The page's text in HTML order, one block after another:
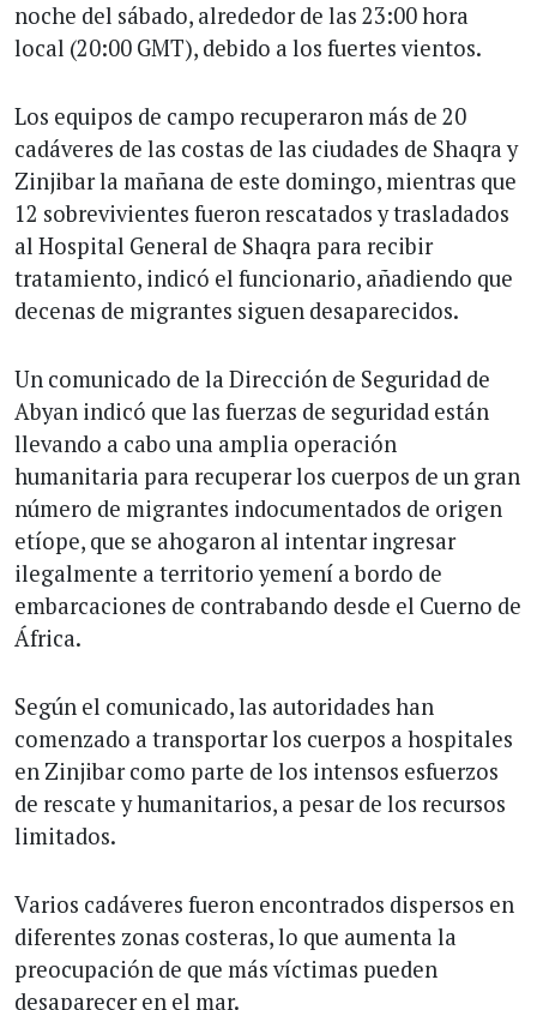
noche del sábado, alrededor de las 23:00 hora
local (20:00 GMT), debido a los fuertes vientos.
Los equipos de campo recuperaron más de 20
cadáveres de las costas de las ciudades de Shaqra y
Zinjibar la mañana de este domingo, mientras que
12 sobrevivientes fueron rescatados y trasladados
al Hospital General de Shaqra para recibir
tratamiento, indicó el funcionario, añadiendo que
decenas de migrantes siguen desaparecidos.
Un comunicado de la Dirección de Seguridad de
Abyan indicó que las fuerzas de seguridad están
llevando a cabo una amplia operación
humanitaria para recuperar los cuerpos de un gran
número de migrantes indocumentados de origen
etíope, que se ahogaron al intentar ingresar
ilegalmente a territorio yemení a bordo de
embarcaciones de contrabando desde el Cuerno de
África.
Según el comunicado, las autoridades han
comenzado a transportar los cuerpos a hospitales
en Zinjibar como parte de los intensos esfuerzos
de rescate y humanitarios, a pesar de los recursos
limitados.
Varios cadáveres fueron encontrados dispersos en
diferentes zonas costeras, lo que aumenta la
preocupación de que más víctimas pueden
desaparecer en el mar.